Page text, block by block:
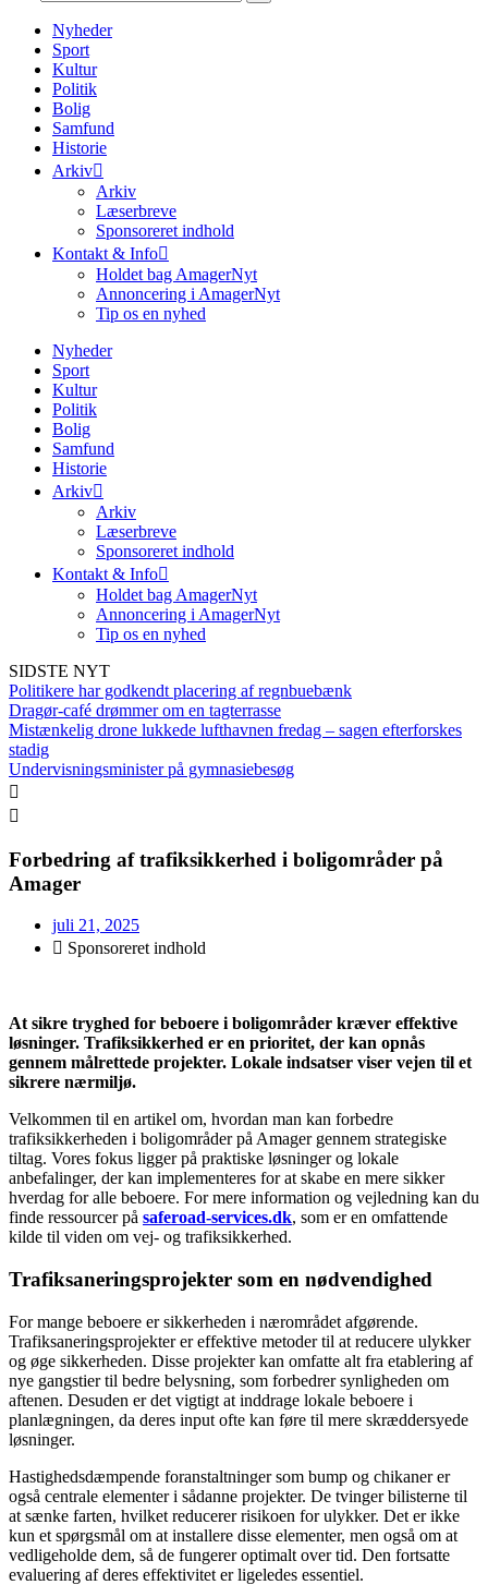
Nyheder
Sport
Kultur
Politik
Bolig
Samfund
Historie
Arkiv
Arkiv
Læserbreve
Sponsoreret indhold
Kontakt & Info
Holdet bag AmagerNyt
Annoncering i AmagerNyt
Tip os en nyhed
Nyheder
Sport
Kultur
Politik
Bolig
Samfund
Historie
Arkiv
Arkiv
Læserbreve
Sponsoreret indhold
Kontakt & Info
Holdet bag AmagerNyt
Annoncering i AmagerNyt
Tip os en nyhed
SIDSTE NYT
Politikere har godkendt placering af regnbuebænk
Dragør-café drømmer om en tagterrasse
Mistænkelig drone lukkede lufthavnen fredag – sagen efterforskes
stadig
Undervisningsminister på gymnasiebesøg
Forbedring af trafiksikkerhed i boligområder på
Amager
juli 21, 2025
Sponsoreret indhold
At sikre tryghed for beboere i boligområder kræver effektive
løsninger. Trafiksikkerhed er en prioritet, der kan opnås
gennem målrettede projekter. Lokale indsatser viser vejen til et
sikrere nærmiljø.
Velkommen til en artikel om, hvordan man kan forbedre
trafiksikkerheden i boligområder på Amager gennem strategiske
tiltag. Vores fokus ligger på praktiske løsninger og lokale
anbefalinger, der kan implementeres for at skabe en mere sikker
hverdag for alle beboere. For mere information og vejledning kan du
finde ressourcer på saferoad-services.dk, som er en omfattende
kilde til viden om vej- og trafiksikkerhed.
Trafiksaneringsprojekter som en nødvendighed
For mange beboere er sikkerheden i nærområdet afgørende.
Trafiksaneringsprojekter er effektive metoder til at reducere ulykker
og øge sikkerheden. Disse projekter kan omfatte alt fra etablering af
nye gangstier til bedre belysning, som forbedrer synligheden om
aftenen. Desuden er det vigtigt at inddrage lokale beboere i
planlægningen, da deres input ofte kan føre til mere skræddersyede
løsninger.
Hastighedsdæmpende foranstaltninger som bump og chikaner er
også centrale elementer i sådanne projekter. De tvinger bilisterne til
at sænke farten, hvilket reducerer risikoen for ulykker. Det er ikke
kun et spørgsmål om at installere disse elementer, men også om at
vedligeholde dem, så de fungerer optimalt over tid. Den fortsatte
evaluering af deres effektivitet er ligeledes essentiel.